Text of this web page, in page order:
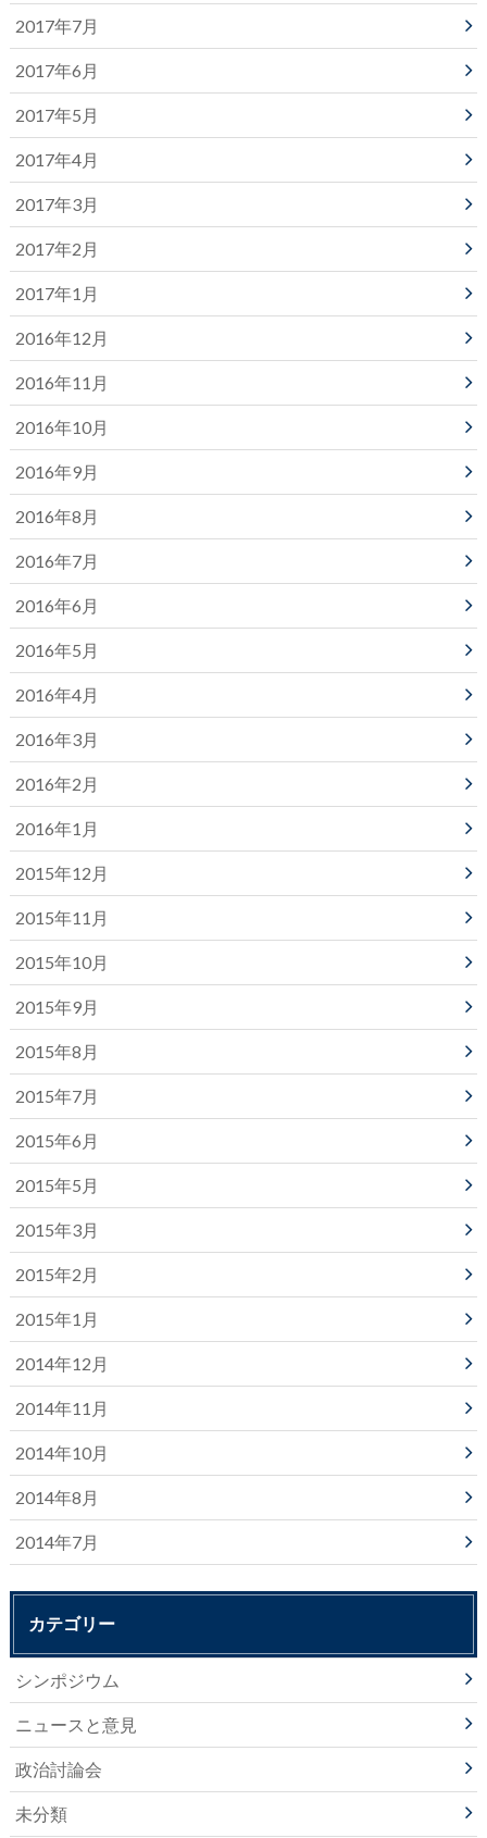
2017年7月
2017年6月
2017年5月
2017年4月
2017年3月
2017年2月
2017年1月
2016年12月
2016年11月
2016年10月
2016年9月
2016年8月
2016年7月
2016年6月
2016年5月
2016年4月
2016年3月
2016年2月
2016年1月
2015年12月
2015年11月
2015年10月
2015年9月
2015年8月
2015年7月
2015年6月
2015年5月
2015年3月
2015年2月
2015年1月
2014年12月
2014年11月
2014年10月
2014年8月
2014年7月
カテゴリー
シンポジウム
ニュースと意見
政治討論会
未分類